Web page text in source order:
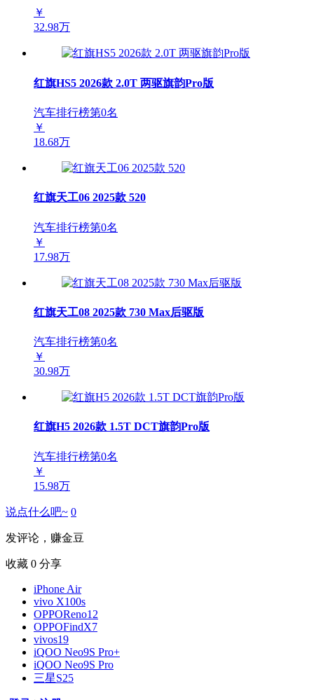
￥
32.98万
红旗HS5 2026款 2.0T 两驱旗韵Pro版
汽车排行榜第0名
￥
18.68万
红旗天工06 2025款 520
汽车排行榜第0名
￥
17.98万
红旗天工08 2025款 730 Max后驱版
汽车排行榜第0名
￥
30.98万
红旗H5 2026款 1.5T DCT旗韵Pro版
汽车排行榜第0名
￥
15.98万
说点什么吧~ 0
发评论，赚金豆
收藏 0 分享
iPhone Air
vivo X100s
OPPOReno12
OPPOFindX7
vivos19
iQOO Neo9S Pro+
iQOO Neo9S Pro
三星S25